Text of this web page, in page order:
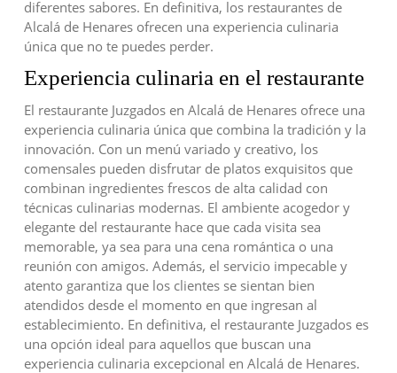
diferentes sabores. En definitiva, los restaurantes de
Alcalá de Henares ofrecen una experiencia culinaria
única que no te puedes perder.
Experiencia culinaria en el restaurante
El restaurante Juzgados en Alcalá de Henares ofrece una
experiencia culinaria única que combina la tradición y la
innovación. Con un menú variado y creativo, los
comensales pueden disfrutar de platos exquisitos que
combinan ingredientes frescos de alta calidad con
técnicas culinarias modernas. El ambiente acogedor y
elegante del restaurante hace que cada visita sea
memorable, ya sea para una cena romántica o una
reunión con amigos. Además, el servicio impecable y
atento garantiza que los clientes se sientan bien
atendidos desde el momento en que ingresan al
establecimiento. En definitiva, el restaurante Juzgados es
una opción ideal para aquellos que buscan una
experiencia culinaria excepcional en Alcalá de Henares.